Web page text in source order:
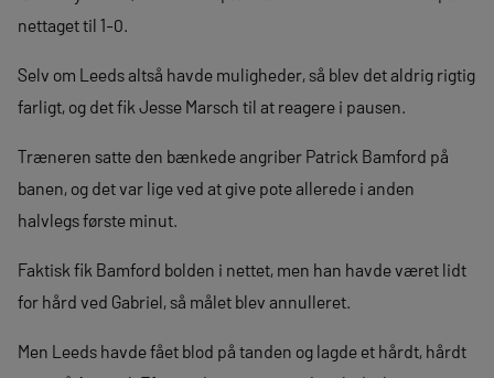
nettaget til 1-0.
Selv om Leeds altså havde muligheder, så blev det aldrig rigtig
farligt, og det fik Jesse Marsch til at reagere i pausen.
Træneren satte den bænkede angriber Patrick Bamford på
banen, og det var lige ved at give pote allerede i anden
halvlegs første minut.
Faktisk fik Bamford bolden i nettet, men han havde været lidt
for hård ved Gabriel, så målet blev annulleret.
Men Leeds havde fået blod på tanden og lagde et hårdt, hårdt